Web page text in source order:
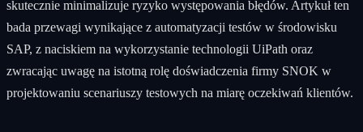
skutecznie minimalizuje ryzyko występowania błędów. Artykuł ten
bada przewagi wynikające z automatyzacji testów w środowisku
SAP, z naciskiem na wykorzystanie technologii UiPath oraz
zwracając uwagę na istotną rolę doświadczenia firmy SNOK w
projektowaniu scenariuszy testowych na miarę oczekiwań klientów.